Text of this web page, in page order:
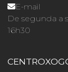
E-mail
De segunda a
16h30